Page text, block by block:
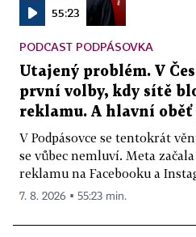
55:23
PODCAST PODPÁSOVKA
Utajený problém. V
první volby, kdy sítě
reklamu. A hlavní oběť
V Podpásovce se tentokrát
se vůbec nemluví. Meta
reklamu na Facebooku a
7. 8. 2026 ▪ 55:23 min.